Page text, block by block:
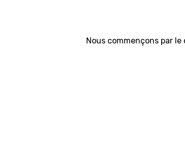
Nous commençons par